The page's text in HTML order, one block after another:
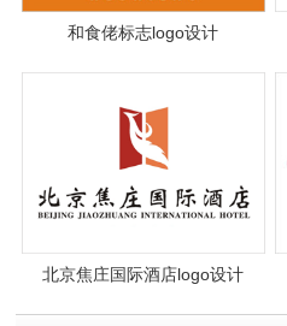
和食佬标志logo设计
北京焦庄国际酒店logo设计